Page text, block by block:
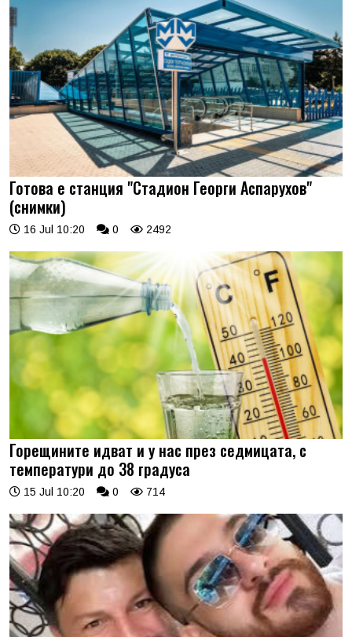
Готова е станция "Стадион Георги Аспарухов"
(снимки)
16 Jul 10:20 0 2492
Горещините идват и у нас през седмицата, с
температури до 38 градуса
15 Jul 10:20 0 714